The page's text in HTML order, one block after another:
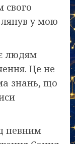
свого
у мою
людям
Це не
знань, що
певним